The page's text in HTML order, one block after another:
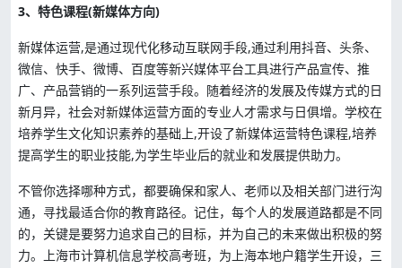
3、特色课程(新媒体方向)
新媒体运营,是通过现代化移动互联网手段,通过利用抖音、头条、
微信、快手、微博、百度等新兴媒体平台工具进行产品宣传、推
广、产品营销的一系列运营手段。随着经济的发展及传媒方式的日
新月异，社会对新媒体运营方面的专业人才需求与日俱增。学校在
培养学生文化知识素养的基础上,开设了新媒体运营特色课程,培养
提高学生的职业技能,为学生毕业后的就业和发展提供助力。
不管你选择哪种方式，都要确保和家人、老师以及相关部门进行沟
通，寻找最适合你的教育路径。记住，每个人的发展道路都是不同
的，关键是要努力追求自己的目标，并为自己的未来做出积极的努
力。上海市计算机信息学校高考班，为上海本地户籍学生开设，三